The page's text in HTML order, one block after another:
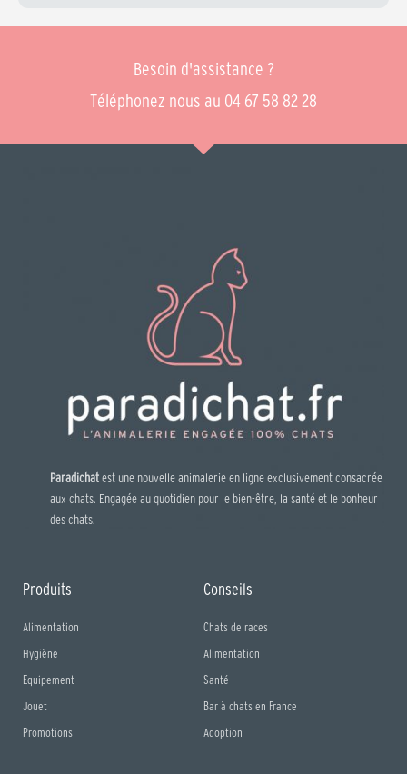
Besoin d'assistance ?
Téléphonez nous au 04 67 58 82 28
Paradichatest une nouvelle animalerie en ligne exclusivement consacrée
aux chats. Engagée au quotidien pour le bien-être, la santé et le bonheur
des chats.
Produits
Alimentation
Hygiène
Equipement
Jouet
Promotions
Conseils
Chats de races
Alimentation
Santé
Bar à chats en France
Adoption